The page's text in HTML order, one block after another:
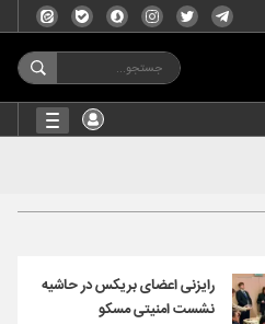
رایزنی اعضای بریکس در حاشیه
نشست امنیتی مسکو